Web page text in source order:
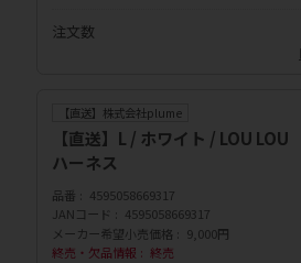
注文数
【直送】株式会社plume
【直送】L / ホワイト / LOU
ハーネス
品番
4595058669317
JANコード
4595058669317
メーカー希望小売価格
9,000円
終売・欠品情報
終売